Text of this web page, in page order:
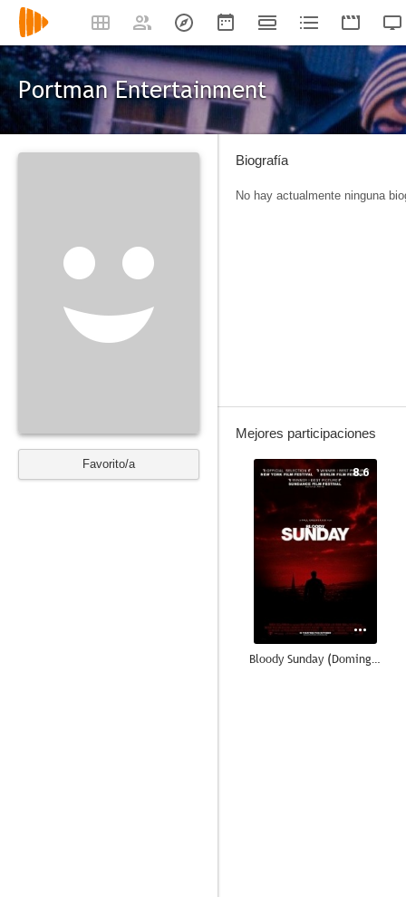
Portman Entertainment
Favorito/a
Biografía
No hay actualmente ninguna
Mejores participaciones
8.6
Bloody Sunday (Domingo sangriento)